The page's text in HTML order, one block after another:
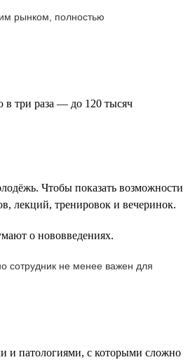
рынком, полностью
в три раза — до 120 тысяч
Чтобы показать возможности
лекций, тренировок и вечеринок.
о нововведениях.
сотрудник не менее важен для
и патологиями, с которыми сложно